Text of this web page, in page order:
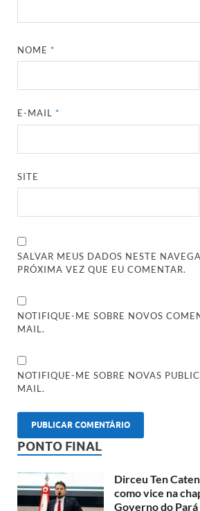
NOME*
E-MAIL*
SITE
SALVAR MEUS DADOS NESTE
PRÓXIMA VEZ QUE EU COMENTAR.
NOTIFIQUE-ME SOBRE NOVOS
MAIL.
NOTIFIQUE-ME SOBRE NOVAS
MAIL.
PONTO FINAL
Dirceu Ten
como vice na
Governo do Pará